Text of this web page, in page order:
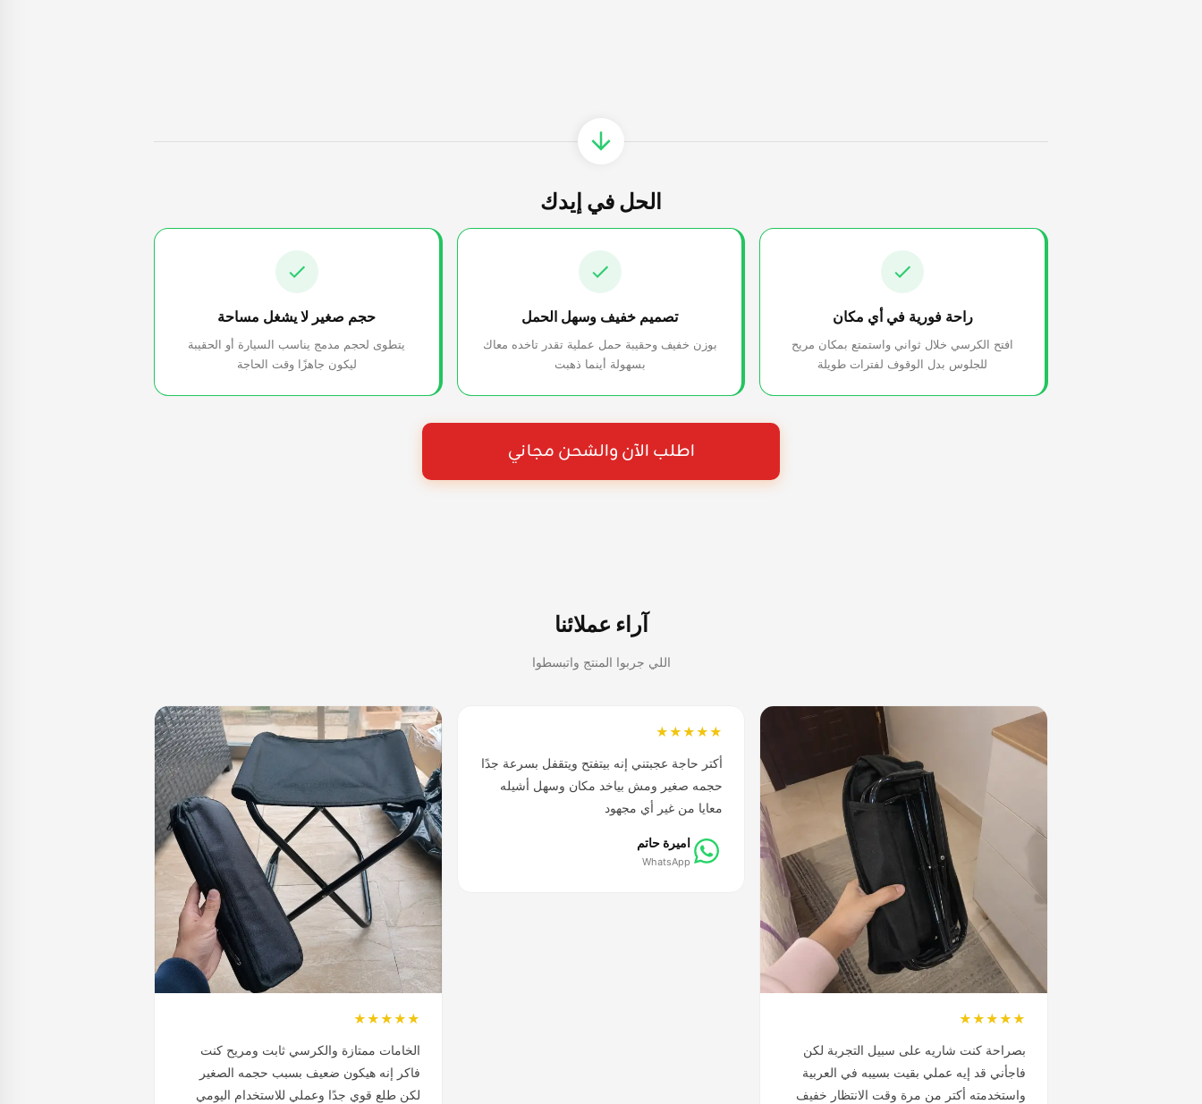
الحل في إيدك
راحة فورية في أي مكان
افتح الكرسي خلال ثواني واستمتع بمكان مريح
للجلوس بدل الوقوف لفترات طويلة
تصميم خفيف وسهل الحمل
بوزن خفيف وحقيبة حمل عملية تقدر تاخده معاك
بسهولة أينما ذهبت
حجم صغير لا يشغل مساحة
يتطوى لحجم مدمج يناسب السيارة أو الحقيبة
ليكون جاهزًا وقت الحاجة
اطلب الآن والشحن مجاني
آراء عملائنا
اللي جربوا المنتج واتبسطوا
★★★★★
بصراحة كنت شاريه على سبيل التجربة لكن
فاجأني قد إيه عملي بقيت بسيبه في العربية
واستخدمته أكتر من مرة وقت الانتظار خفيف
★★★★★
أكتر حاجة عجبتني إنه بيتفتح ويتقفل بسرعة جدًا
حجمه صغير ومش بياخد مكان وسهل أشيله
معايا من غير أي مجهود
اميرة حاتم
WhatsApp
★★★★★
الخامات ممتازة والكرسي ثابت ومريح كنت
فاكر إنه هيكون ضعيف بسبب حجمه الصغير
لكن طلع قوي جدًا وعملي للاستخدام اليومي